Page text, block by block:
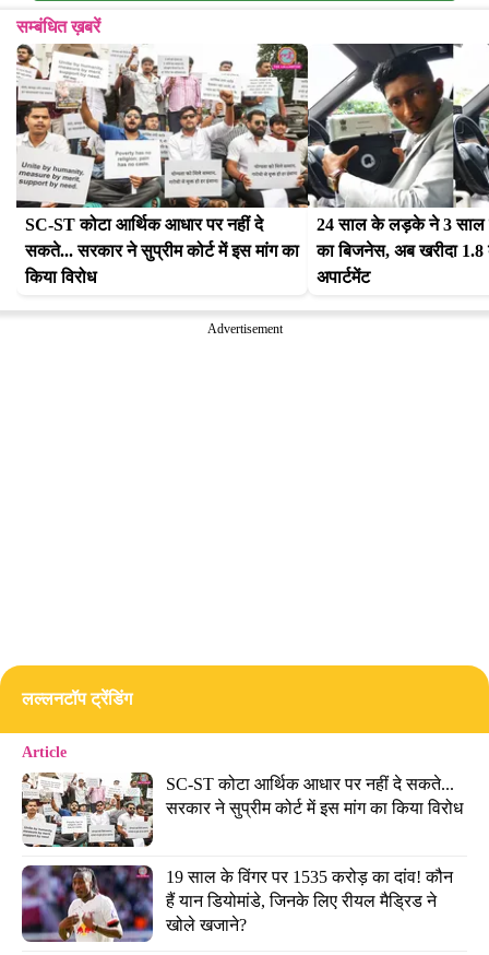
सम्बंधित ख़बरें
SC-ST कोटा आर्थिक आधार पर नहीं दे
सकते... सरकार ने सुप्रीम कोर्ट में इस मांग का
किया विरोध
24 साल के लड़के ने 3 साल
का बिजनेस, अब खरीदा
अपार्टमेंट
Advertisement
लल्लनटॉप ट्रेंडिंग
Article
SC-ST कोटा आर्थिक आधार पर नहीं दे सकते...
सरकार ने सुप्रीम कोर्ट में इस मांग का किया विरोध
19 साल के विंगर पर 1535 करोड़ का दांव! कौन
हैं यान डियोमांडे, जिनके लिए रीयल मैड्रिड ने
खोले खजाने?